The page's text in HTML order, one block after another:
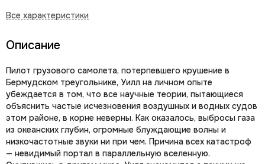
Описание
Пилот грузового самолета, потерпевшего крушение в
Бермудском треугольнике, Уилл на личном опыте
убеждается в том, что все научные теории, пытающиеся
объяснить частые исчезновения воздушных и водных судов
этом районе, в корне неверны. Как оказалось, выбросы газа
из океанских глубин, огромные блуждающие волны и
низкочастотные звуки ни при чем. Причина всех катастроф
— невидимый портал в параллельную вселенную.